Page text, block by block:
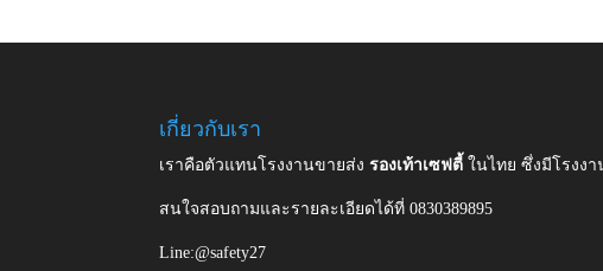
เกี่ยวกับเรา
เราคือตัวแทนโรงงานขายส่งรองเท้าเซฟตี้ในไทย ซึ่งมีโรงง
สนใจสอบถามและรายละเอียดได้ที่ 0830389895
Line:@safety27